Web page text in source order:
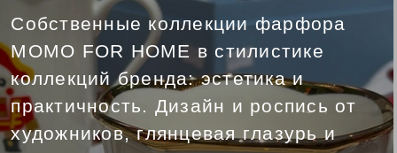
коллекций бренда: эстетика и
практичность. Дизайн и роспись от
художников, глянцевая глазурь и
высокое качество исполнения.
Заказать на сайте